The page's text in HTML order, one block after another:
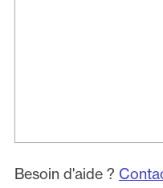
Besoin d'aide ?